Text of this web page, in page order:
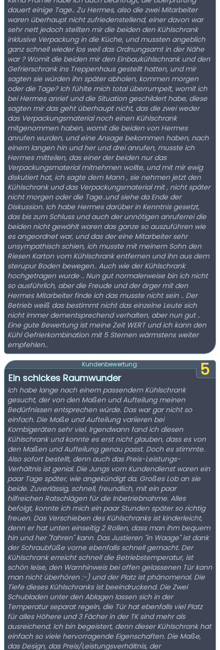
dauert einige Tage.. Zu Hermes, also die zwei Mitarbeiter
waren überhaupt nicht zufriedenstellend, einer davon war
sehr nett jedoch stellten mir die beiden den Kühlschrank
inklusive Verpackung in die Küche, und mussten angeblich
ganz schnell wieder los weil das Ordnungsamt in der Nähe
war ? Womit die beiden mir den Einbaukühlschrank und den
Gefrierschrank ins Treppenhaus gestellt hatten, und mir
sagten sie würden ihn später abholen, kommen morgen
oder die Tage? Ich fühlte mich total überrumpelt, womit ich
bei Hermes anrief und die Situation geschildert habe, diese
sagten mir das geht überhaupt nicht, das die zwei weder
das Verpackungsmaterial noch einen Kühlschrank
mitgenommen haben, womit die beiden von Hermes
anrufen wurden, und eine Ansage bekommen haben, nach
einem langen hin und her und drei anrufen, musste ich
Hermes mitteilen, das einer der beiden nur das
Verpackungsmaterial mitnehmen wollte, und mit mir ewig
diskutiert hat, ich sagte dem Mann , sie nehmen jetzt den
Kühlschrank und das Verpackungsmaterial mit , nicht später
nicht morgen oder die Tage..und siehe da Ende der
Diskussion. Ich habe Hermes darüber in Kenntnis gesetzt,
das bis zum Schluss und auch der unnötigen anruferrei die
beiden nicht gewählt waren das ganze so auszuführen wie
es angeordnet war, und das der eine Mitarbeiter sehr
unsympathisch schien, ich musste mit meinem Sohn den
Riesen Karton vom Kühlschrank entfernen und ihn aus dem
sterupur Boden bewegen.. Auch wie der Kühlschrank
hochgetragen wurde .. Nun gut normalerweise bin ich nicht
so ausführlich, aber die Freude und der ärger mit den
Hermes Mitarbeiter finde ich das musste nicht sein .. Der
Betrieb weiß das bestimmt nicht das einzelne Leute sich
nicht immer dementsprechend verhalten, aber nun gut ..
Eine gute Bewertung ist meine Zeit WERT und ich kann den
Kühl Gefrierkombination mit 5 Sternen wärmstens weiter
empfehlen..
5
Kundenbewertung:
Ein schickes Raumwunder
Ich habe lange nach einem passendem Kühlschrank
gesucht, der von den Maßen und Aufteilung meinen
Bedürfnissen entsprechen würde. Das war gar nicht so
einfach. Die Maße und Aufteilung variieren bei
Kombigeräten sehr viel. Irgendwann fand ich diesen
Kühlschrank und konnte es erst nicht glauben, dass es von
den Maßen und Aufteilung genau passt. Doch es stimmte.
Also sofort bestellt, denn auch das Preis-Leistungs-
Verhältnis ist genial. Die Jungs vom Kundendienst waren ein
paar Tage später, wie angekündigt da. Großes Lob an sie
beide. Zuverlässig, schnell, freundlich, mit ein paar
hilfreichen Ratschlägen für die Inbetriebnahme. Alles
befolgt, konnte ich mich ein paar Stunden später so richtig
freuen. Das Verschieben des Kühlschranks ist kinderleicht,
denn er hat unten einseitig 2 Rollen, dass man ihm bequem
hin und her "fahren" kann. Das Justieren "in Waage" ist dank
der Schraubfüße vorne ebenfalls schnell gemacht. Der
Kühlschrank erreicht schnell die Betriebstemperatur, ist
schön leise, den Warnhinweis bei offen gelassenen Tür kann
man nicht überhören :-) und der Platz ist phänomenal. Die
Tiefe dieses Kühlschranks ist beeindruckend. Die Zwei
Schubladen unter den Ablagen lassen sich in der
Temperatur separat regeln, die Tür hat ebenfalls viel Platz
für alles Höhere und 3 Fächer in der TK sind mehr als
ausreichend. Ich bin begeistert, denn dieser Kühlschrank hat
einfach so viele hervorragende Eigenschaften. Die Maße,
das Design, das Preis/Leistungsverhältnis, der